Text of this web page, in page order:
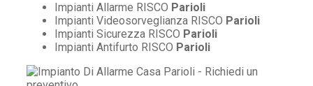
Impianti Allarme RISCO Parioli
Impianti Videosorveglianza RISCO Parioli
Impianti Sicurezza RISCO Parioli
Impianti Antifurto RISCO Parioli